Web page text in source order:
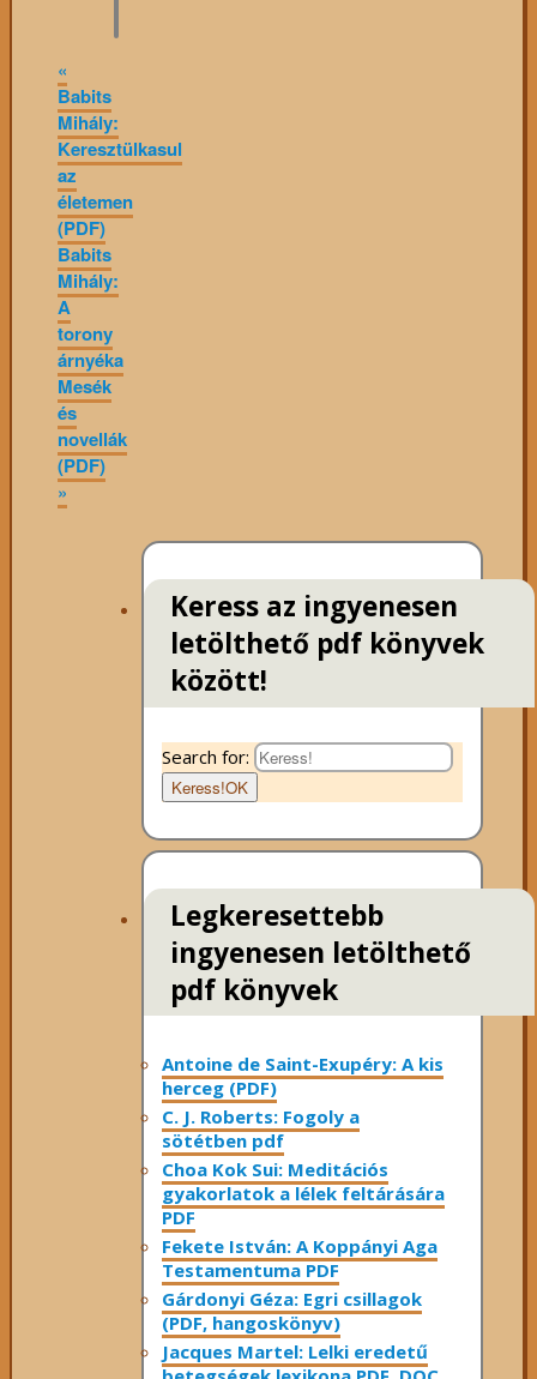
«
Babits
Mihály:
Keresztülkasul
az
életemen
(PDF)
Babits
Mihály:
A
torony
árnyéka
Mesék
és
novellák
(PDF)
»
Keress az ingyenesen
letölthető pdf könyvek
között!
Search for:
Keress!OK
Legkeresettebb
ingyenesen letölthető
pdf könyvek
Antoine de Saint-Exupéry: A kis
herceg (PDF)
C. J. Roberts: Fogoly a
sötétben pdf
Choa Kok Sui: Meditációs
gyakorlatok a lélek feltárására
PDF
Fekete István: A Koppányi Aga
Testamentuma PDF
Gárdonyi Géza: Egri csillagok
(PDF, hangoskönyv)
Jacques Martel: Lelki eredetű